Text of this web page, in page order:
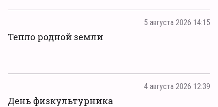
5 августа 2026 14:15
Тепло родной земли
4 августа 2026 12:39
День физкультурника